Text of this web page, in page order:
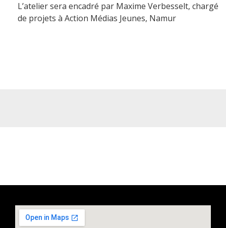
L’atelier sera encadré par Maxime Verbesselt, chargé
de projets à Action Médias Jeunes, Namur